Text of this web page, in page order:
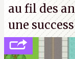
au fil des
une